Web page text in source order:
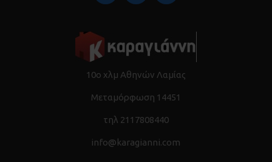
10ο χλμ Αθηνών Λαμίας
Μεταμόρφωση 14451
τηλ 2117808440
info@karagianni.com